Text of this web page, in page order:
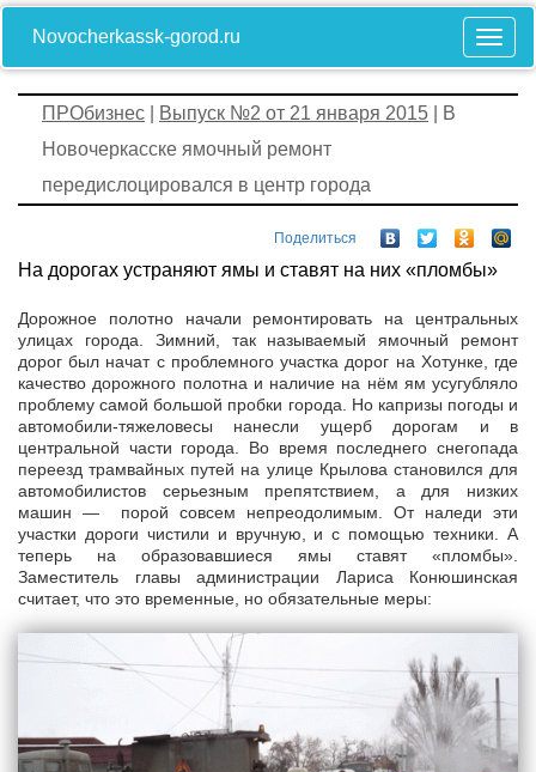
Novocherkassk-gorod.ru
ПРОбизнес Выпуск №2 от 21 января 2015 | В
Новочеркасске ямочный ремонт
передислоцировался в центр города
Поделиться
На дорогах устраняют ямы и ставят на них «пломбы»
Дорожное полотно начали ремонтировать на центральных
улицах города. Зимний, так называемый ямочный ремонт
дорог был начат с проблемного участка дорог на Хотунке, где
качество дорожного полотна и наличие на нём ям усугубляло
проблему самой большой пробки города. Но капризы погоды и
автомобили-тяжеловесы нанесли ущерб дорогам и в
центральной части города. Во время последнего снегопада
переезд трамвайных путей на улице Крылова становился для
автомобилистов серьезным препятствием, а для низких
машин — порой совсем непреодолимым. От наледи эти
участки дороги чистили и вручную, и с помощью техники. А
теперь на образовавшиеся ямы ставят «пломбы».
Заместитель главы администрации Лариса Конюшинская
считает, что это временные, но обязательные меры: